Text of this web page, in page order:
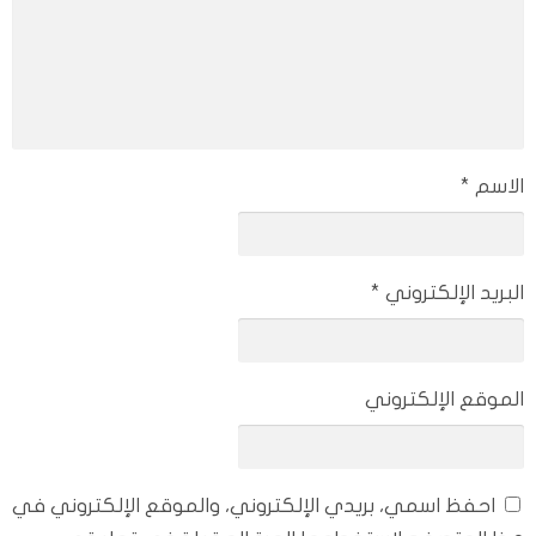
الاسم *
البريد الإلكتروني *
الموقع الإلكتروني
احفظ اسمي، بريدي الإلكتروني، والموقع الإلكتروني في